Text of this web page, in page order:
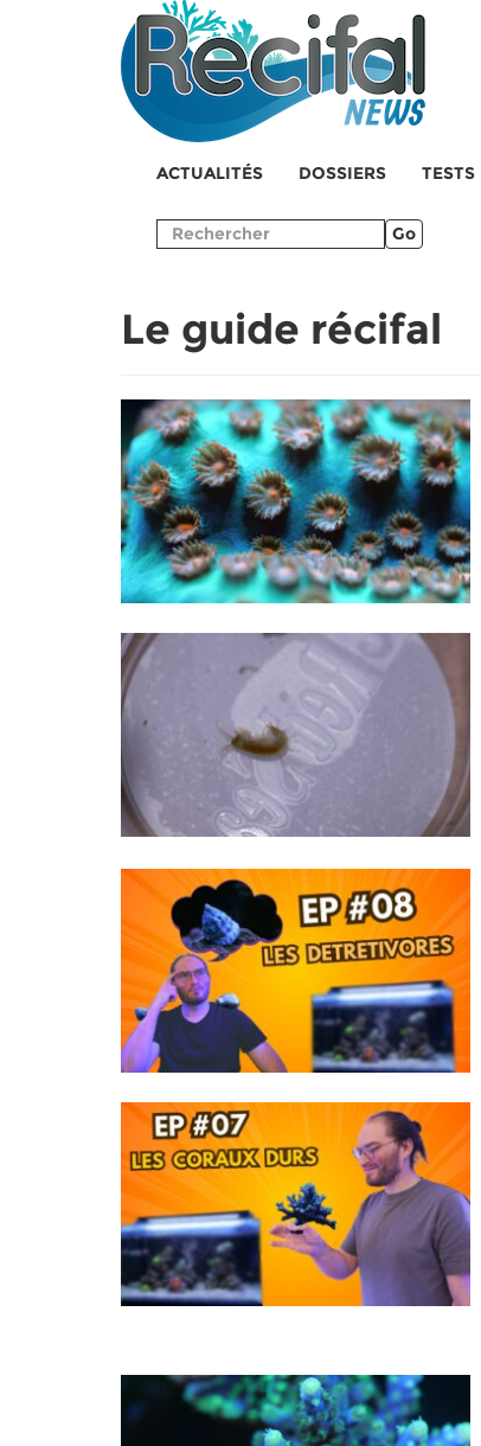
ACTUALITÉS DOSSIERS TESTS
Go
Le guide récifal